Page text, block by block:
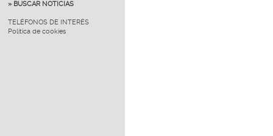
» BUSCAR NOTICIAS
TELÉFONOS DE INTERÉS
Política de cookies